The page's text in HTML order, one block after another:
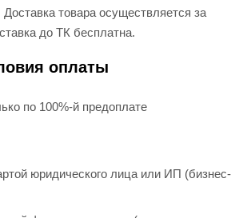
Доставка товара осуществляется за
до ТК бесплатна.
оплаты
по 100%-й предоплате
юридического лица или ИП (бизнес-